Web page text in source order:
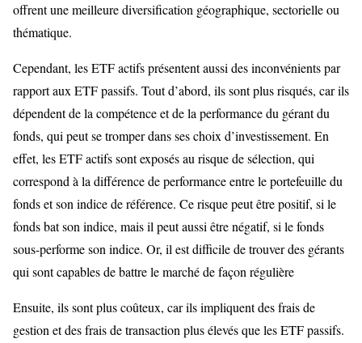
offrent une meilleure diversification géographique, sectorielle ou
thématique.
Cependant, les ETF actifs présentent aussi des inconvénients par
rapport aux ETF passifs. Tout d’abord, ils sont plus risqués, car ils
dépendent de la compétence et de la performance du gérant du
fonds, qui peut se tromper dans ses choix d’investissement. En
effet, les ETF actifs sont exposés au risque de sélection, qui
correspond à la différence de performance entre le portefeuille du
fonds et son indice de référence. Ce risque peut être positif, si le
fonds bat son indice, mais il peut aussi être négatif, si le fonds
sous-performe son indice. Or, il est difficile de trouver des gérants
qui sont capables de battre le marché de façon régulière
Ensuite, ils sont plus coûteux, car ils impliquent des frais de
gestion et des frais de transaction plus élevés que les ETF passifs.